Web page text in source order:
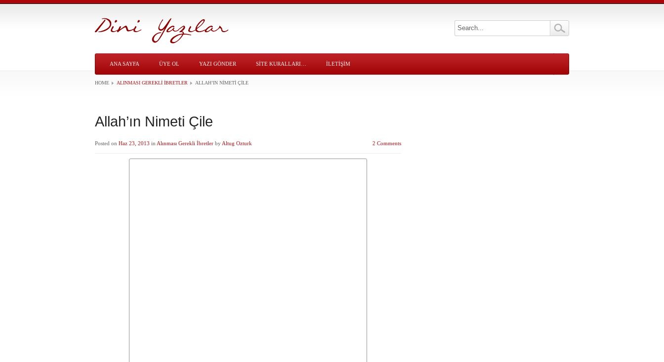
ANA SAYFA ÜYE OL YAZI GÖNDER SITE KURALLARI… İLETİŞİM
HOME ALINMASI GEREKLI İBRETLER ALLAH’IN NIMETI ÇILE
Allah’ın Nimeti Çile
Posted on Haz 23, 2013 in Alınması Gerekli İbretler by Altug Ozturk 2 Comments